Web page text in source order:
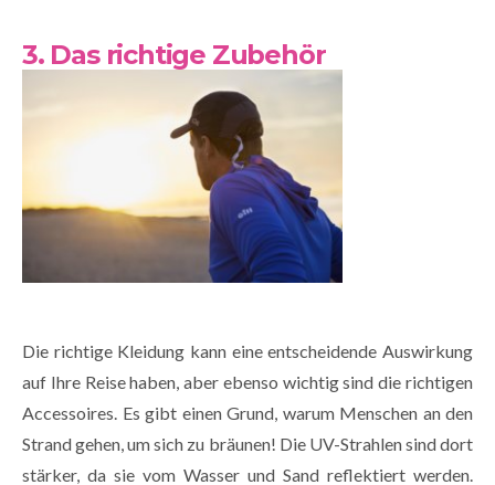
3. Das richtige Zubehör
Die richtige Kleidung kann eine entscheidende Auswirkung
auf Ihre Reise haben, aber ebenso wichtig sind die richtigen
Accessoires. Es gibt einen Grund, warum Menschen an den
Strand gehen, um sich zu bräunen! Die UV-Strahlen sind dort
stärker, da sie vom Wasser und Sand reflektiert werden.